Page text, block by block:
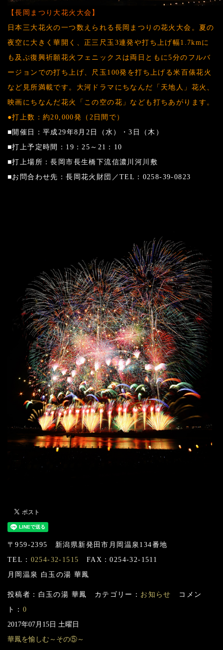
【長岡まつり大花火大会】
日本三大花火の一つ数えられる長岡まつりの花火大会。夏の
夜空に大きく華開く、正三尺玉3連発や打ち上げ幅1.7kmに
も及ぶ復興祈願花火フェニックスは両日ともに5分のフルバ
ージョンでの打ち上げ、尺玉100発を打ち上げる米百俵花火
など見所満載です。大河ドラマにちなんだ「天地人」花火、
映画にちなんだ花火「この空の花」なども打ちあがります。
●打上数：約20,000発（2日間で）
■開催日：平成29年8月2日（水）・3日（木）
■打上予定時間：19：25～21：10
■打上場所：長岡市長生橋下流信濃川河川敷
■お問合わせ先：長岡花火財団／TEL：0258-39-0823
〒959-2395 新潟県新発田市月岡温泉134番地
TEL： 0254-32-1515 FAX：0254-32-1511
月岡温泉 白玉の湯 華鳳
投稿者：白玉の湯 華鳳 カテゴリー： お知らせ
コメン
ト： 0
2017年07月15日 土曜日
華鳳を愉しむ～その⑤～